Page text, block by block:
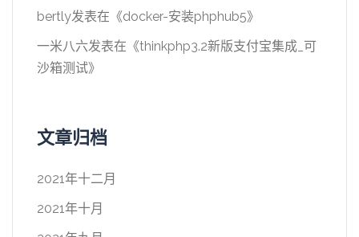
bertly发表在《docker-安装phphub5》
一米八六发表在《thinkphp3.2新版支付宝集成_可
沙箱测试》
文章归档
2021年十二月
2021年十月